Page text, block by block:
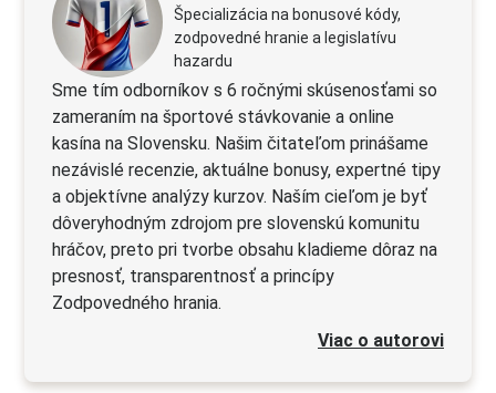
Špecializácia na bonusové kódy,
zodpovedné hranie a legislatívu
hazardu
Sme tím odborníkov s 6 ročnými skúsenosťami so
zameraním na športové stávkovanie a online
kasína na Slovensku. Našim čitateľom prinášame
nezávislé recenzie, aktuálne bonusy, expertné tipy
a objektívne analýzy kurzov. Naším cieľom je byť
dôveryhodným zdrojom pre slovenskú komunitu
hráčov, preto pri tvorbe obsahu kladieme dôraz na
presnosť, transparentnosť a princípy
Zodpovedného hrania.
Viac o autorovi